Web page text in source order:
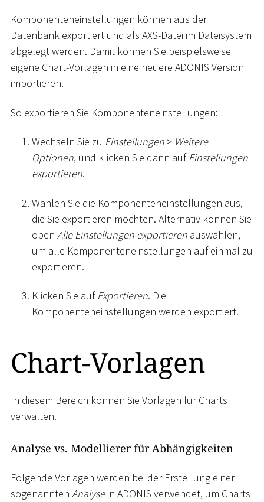
Komponenteneinstellungen können aus der
Datenbank exportiert und als AXS-Datei im Dateisystem
abgelegt werden. Damit können Sie beispielsweise
eigene Chart-Vorlagen in eine neuere ADONIS Version
importieren.
So exportieren Sie Komponenteneinstellungen:
Wechseln Sie zu Einstellungen > Weitere
Optionen, und klicken Sie dann aufEinstellungen
exportieren.
Wählen Sie die Komponenteneinstellungen aus,
die Sie exportieren möchten. Alternativ können Sie
oben Alle Einstellungen exportieren auswählen,
um alle Komponenteneinstellungen auf einmal zu
exportieren.
Klicken Sie aufExportieren. Die
Komponenteneinstellungen werden exportiert.
Chart-Vorlagen
In diesem Bereich können Sie Vorlagen für Charts
verwalten.
Analyse vs. Modellierer für Abhängigkeiten
Folgende Vorlagen werden bei der Erstellung einer
sogenannten Analysein ADONIS verwendet, um Charts